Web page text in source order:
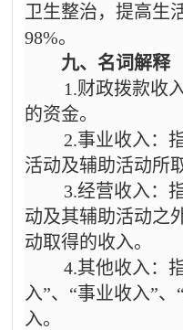
卫生整治，提高生
98%。
九、名词解释
1.财政拨款收
的资金。
2.事业收入：
活动及辅助活动所
3.经营收入：
动及其辅助活动之
动取得的收入。
4.其他收入：
入”、“事业收入”
入。